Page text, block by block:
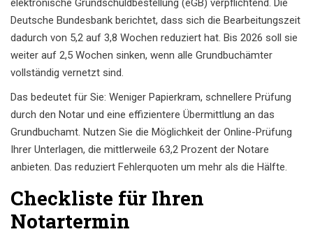
elektronische Grundschuldbestellung (eGB) verpflichtend. Die
Deutsche Bundesbank berichtet, dass sich die Bearbeitungszeit
dadurch von 5,2 auf 3,8 Wochen reduziert hat. Bis 2026 soll sie
weiter auf 2,5 Wochen sinken, wenn alle Grundbuchämter
vollständig vernetzt sind.
Das bedeutet für Sie: Weniger Papierkram, schnellere Prüfung
durch den Notar und eine effizientere Übermittlung an das
Grundbuchamt. Nutzen Sie die Möglichkeit der Online-Prüfung
Ihrer Unterlagen, die mittlerweile 63,2 Prozent der Notare
anbieten. Das reduziert Fehlerquoten um mehr als die Hälfte.
Checkliste für Ihren
Notartermin